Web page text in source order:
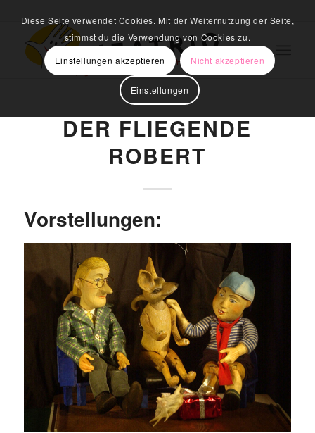
DER FLIEGENDE
ROBERT
Vorstellungen:
Diese Seite verwendet Cookies. Mit der Weiternutzung der Seite,
stimmst du die Verwendung von Cookies zu.
Einstellungen akzeptieren
Nicht akzeptieren
Einstellungen